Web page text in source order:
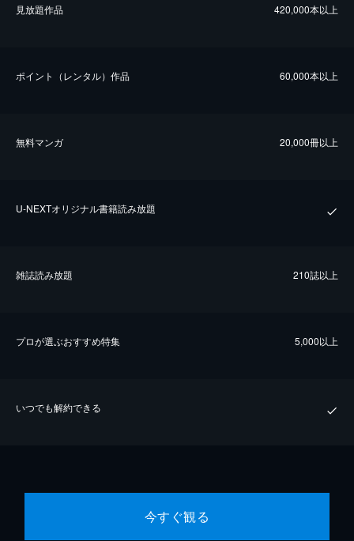
⾒放題作品 420,000本以上
ポイント（レンタル）作品 60,000本以上
無料マンガ 20,000冊以上
U-NEXTオリジナル書籍読み放題
雑誌読み放題 210誌以上
プロが選ぶおすすめ特集 5,000以上
いつでも解約できる
今すぐ観る